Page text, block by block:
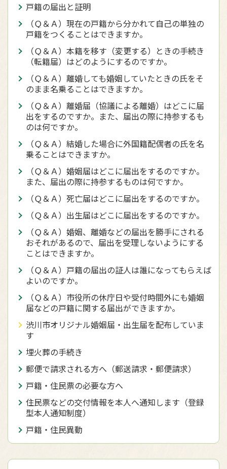
戸籍の届出と証明
（Ｑ＆Ａ）現在の戸籍から分かれて自己の単独の
戸籍をつくることはできますか。
（Ｑ＆Ａ）本籍を移す（変更する）ときの手続き
（転籍届）はどのようにするのですか。
（Ｑ＆Ａ）離婚しても婚姻していたときの氏をそ
のまま名乗ることはできますか。
（Ｑ＆Ａ）離婚届（協議による離婚）はどこに届
出をするのですか。また、届出の際に持参するも
のは何ですか。
（Ｑ＆Ａ）結婚した場合に外国籍配偶者の氏を名
乗ることはできますか。
（Ｑ＆Ａ）婚姻届はどこに届出をするのですか。
また、届出の際に持参するものは何ですか。
（Ｑ＆Ａ）死亡届はどこに届出をするのですか。
（Ｑ＆Ａ）出生届はどこに届出をするのですか。
（Ｑ＆Ａ）婚姻、離婚などの届出を勝手にされる
おそれがあるので、届出を受理しないようにする
ことはできますか。
（Ｑ＆Ａ）戸籍の届出の証人は誰になってもらえば
よいのですか。
（Ｑ＆Ａ）市役所の休庁日や受付時間外にも婚姻
届などの戸籍に関する届出ができますか。
渋川市オリジナル婚姻届・出生届を配布していま
す
埋火葬の手続き
郵便で請求される方へ（郵送請求・郵便請求）
戸籍・住民票の必要な方へ
住民票などの交付情報を本人へ通知します（登録
型本人通知制度）
戸籍・住民異動